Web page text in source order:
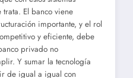
trata. El banco viene
importante, y el rol
y eficiente, debe
privado no
Y sumar la tecnología
de igual a igual con